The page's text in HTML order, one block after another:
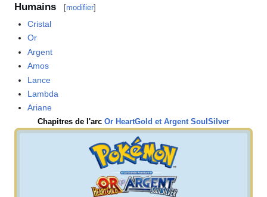
Humains [modifier]
Cristal
Or
Argent
Amos
Lance
Lambda
Ariane
Chapitres de l'arc Or HeartGold et Argent SoulSilver